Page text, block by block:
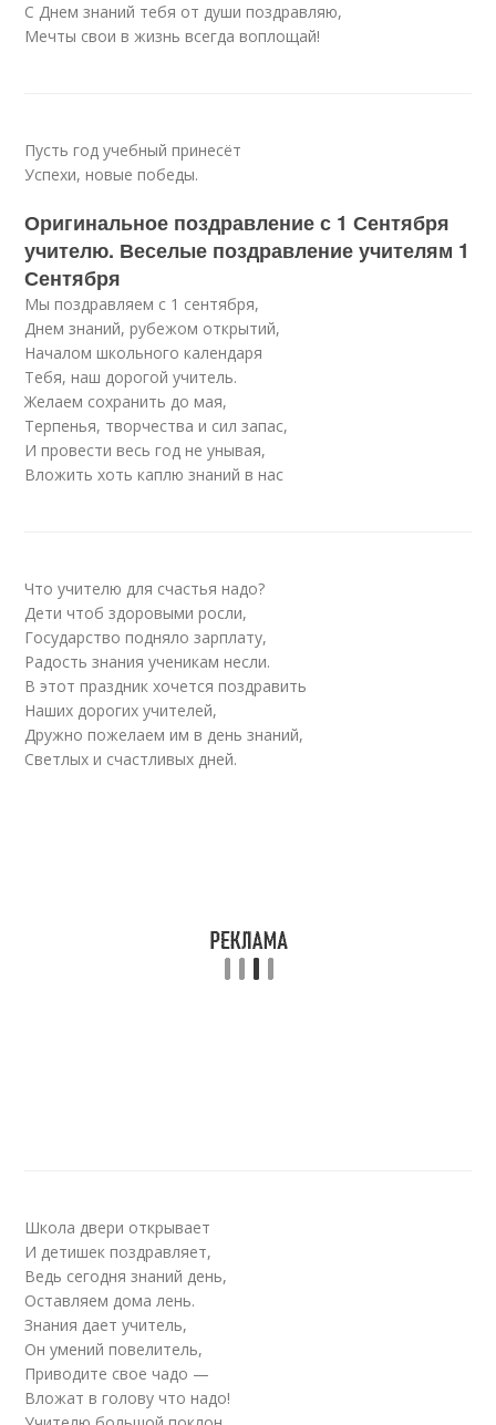
С Днем знаний тебя от души поздравляю,
Мечты свои в жизнь всегда воплощай!
Пусть год учебный принесёт
Успехи, новые победы.
Оригинальное поздравление с 1 Сентября
учителю. Веселые поздравление учителям 1
Сентября
Мы поздравляем с 1 сентября,
Днем знаний, рубежом открытий,
Началом школьного календаря
Тебя, наш дорогой учитель.
Желаем сохранить до мая,
Терпенья, творчества и сил запас,
И провести весь год не унывая,
Вложить хоть каплю знаний в нас
Что учителю для счастья надо?
Дети чтоб здоровыми росли,
Государство подняло зарплату,
Радость знания ученикам несли.
В этот праздник хочется поздравить
Наших дорогих учителей,
Дружно пожелаем им в день знаний,
Светлых и счастливых дней.
Школа двери открывает
И детишек поздравляет,
Ведь сегодня знаний день,
Оставляем дома лень.
Знания дает учитель,
Он умений повелитель,
Приводите свое чадо —
Вложат в голову что надо!